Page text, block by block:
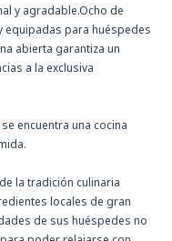
y agradable.Ocho de
equipadas para huéspedes
abierta garantiza un
a la exclusiva
encuentra una cocina
la tradición culinaria
locales de gran
de sus huéspedes no